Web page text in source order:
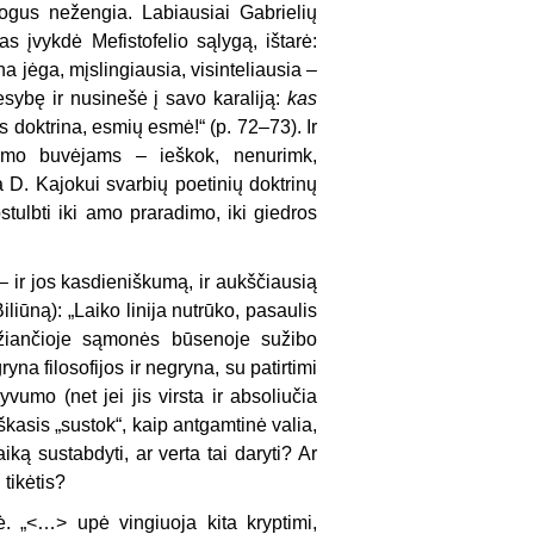
nežengia. Labiausiai Gabrielių
įvykdė Mefistofelio sąlygą, ištarė:
jėga, mįslingiausia, visinteliausia –
ir nusinešė į savo karaliją: kas
doktrina, esmių esmė!“ (p. 72–73). Ir
buvėjams – ieškok, nenurimk,
Kajokui svarbių poetinių doktrinų
iki amo praradimo, iki giedros
ir jos kasdieniškumą, ir aukščiausią
„Laiko linija nutrūko, pasaulis
sąmonės būsenoje sužibo
filosofijos ir negryna, su patirtimi
(net jei jis virsta ir absoliučia
„sustok“, kaip antgamtinė valia,
sustabdyti, ar verta tai daryti? Ar
tikėtis?
„<…> upė vingiuoja kita kryptimi,